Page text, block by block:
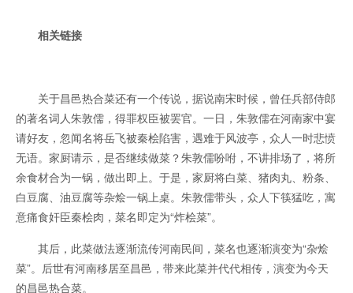
相关链接
关于昌邑热合菜还有一个传说，据说南宋时候，曾任兵部侍郎
的著名词人朱敦儒，得罪权臣被罢官。一日，朱敦儒在河南家中宴
请好友，忽闻名将岳飞被秦桧陷害，遇难于风波亭，众人一时悲愤
无语。家厨请示，是否继续做菜？朱敦儒吩咐，不讲排场了，将所
余食材合为一锅，做出即上。于是，家厨将白菜、猪肉丸、粉条、
白豆腐、油豆腐等杂烩一锅上桌。朱敦儒带头，众人下筷猛吃，寓
意痛食奸臣秦桧肉，菜名即定为“炸桧菜”。
其后，此菜做法逐渐流传河南民间，菜名也逐渐演变为“杂烩
菜”。后世有河南移居至昌邑，带来此菜并代代相传，演变为今天
的昌邑热合菜。